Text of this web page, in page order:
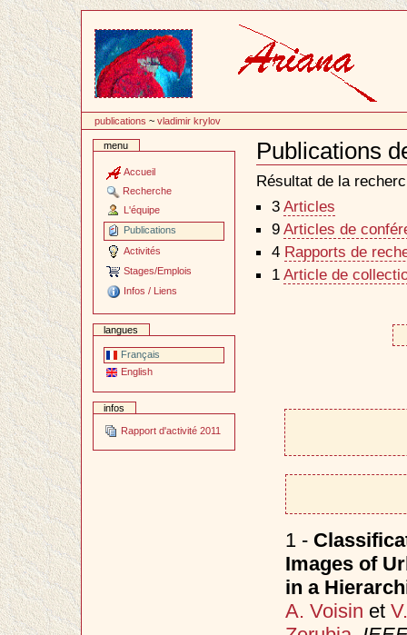
contenu
publications ~vladimir krylov
menu
Accueil
Recherche
L'équipe
Publications
Activités
Stages/Emplois
Infos / Liens
langues
Français
English
infos
Rapport d'activité 2011
Publications
Document
Actions
Résultat de la
3 Articles
9 Articles de
4 Rapports de
1 Article de
1 -
Images of
in a
A. Voisin et